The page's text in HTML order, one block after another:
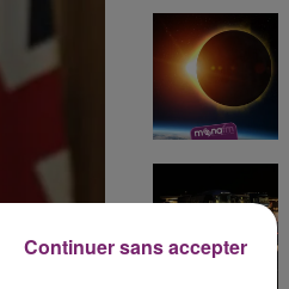
Continuer sans accepter